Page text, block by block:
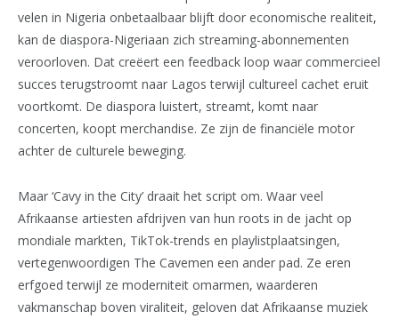
velen in Nigeria onbetaalbaar blijft door economische realiteit,
kan de diaspora-Nigeriaan zich streaming-abonnementen
veroorloven. Dat creëert een feedback loop waar commercieel
succes terugstroomt naar Lagos terwijl cultureel cachet eruit
voortkomt. De diaspora luistert, streamt, komt naar
concerten, koopt merchandise. Ze zijn de financiële motor
achter de culturele beweging.
Maar ‘Cavy in the City’ draait het script om. Waar veel
Afrikaanse artiesten afdrijven van hun roots in de jacht op
mondiale markten, TikTok-trends en playlistplaatsingen,
vertegenwoordigen The Cavemen een ander pad. Ze eren
erfgoed terwijl ze moderniteit omarmen, waarderen
vakmanschap boven viraliteit, geloven dat Afrikaanse muziek